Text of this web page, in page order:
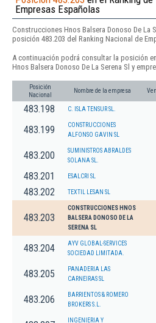
Empresas Españolas
Construcciones Hnos Balsera Donoso De La
posición 483.203 del Ranking Nacional de
A continuación podrá consultar la posición
Hnos Balsera Donoso De La Serena Sl y
Posición
Nacional
Nombre de la empresa
483.198 C. ISLA TENSUR SL.
483.199
CONSTRUCCIONES
ALFONSO GAVIN SL
483.200
SUMINISTROS ABRALDES
SOLANA SL.
483.201 ESALCRI SL
483.202 TEXTIL LESAN SL
483.203
CONSTRUCCIONES HNOS
BALSERA DONOSO DE LA
SERENA SL
483.204
AYV GLOBAL-SERVICES
SOCIEDAD LIMITADA.
483.205
PANADERIA LAS
CARNEIRAS SL
483.206
BARRIENTOS & ROMERO
BROKERS S.L.
INGENIERIA Y